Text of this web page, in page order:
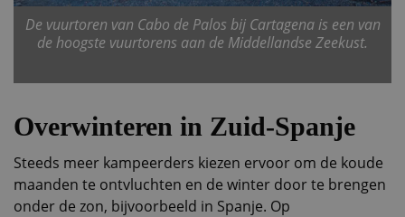
De vuurtoren van Cabo de Palos bij Cartagena is een van
de hoogste vuurtorens aan de Middellandse Zeekust.
Overwinteren in Zuid-Spanje
Steeds meer kampeerders kiezen ervoor om de koude
maanden te ontvluchten en de winter door te brengen
onder de zon, bijvoorbeeld in Spanje. Op